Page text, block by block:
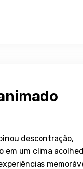
descontração,
em um clima